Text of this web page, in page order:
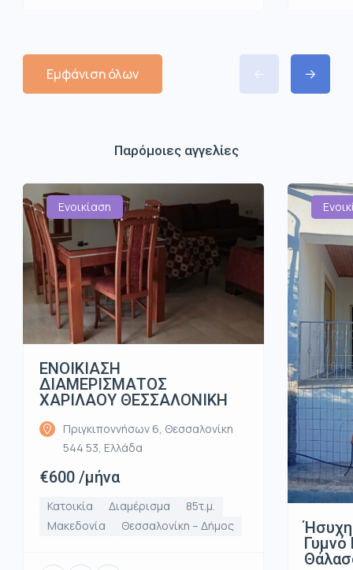
Εμφάνιση όλων
Παρόμοιες αγγελίες
Ενοικίαση
ΕΝΟΙΚΙΑΣΗ
ΔΙΑΜΕΡΙΣΜΑΤΟΣ
ΧΑΡΙΛΑΟΥ ΘΕΣΣΑΛΟΝΙΚΗ
Πριγκιποννήσων 6, Θεσσαλονίκη
544 53, Ελλάδα
€600 /μήνα
Κατοικία Διαμέρισμα
85τ.μ.
Μακεδονία
Θεσσαλονίκη – Δήμος
Γυμνό